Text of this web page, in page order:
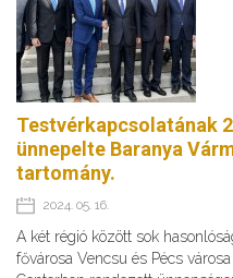
Testvérkapcsolatának
ünnepelte Baranya
tartomány.
2024. 05. 16.
A két régió között sok
fővárosa Vencsu és Pécs